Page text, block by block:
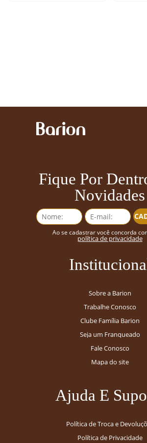
Fique Por
Novidades
Ao se cadastrar você concorda
política de privacidade
Sobre a Barion
Trabalhe Conosco
Clube Família Barion
Seja um Franqueado
Fale Conosco
Mapa do site
Ajuda E
Política de Troca e
Política de Privacidade